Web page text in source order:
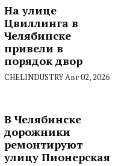
На улице
Цвиллинга в
Челябинске
привели в
порядок двор
CHELINDUSTRYАвг 02, 2026
В Челябинске
дорожники
ремонтируют
улицу Пионерская